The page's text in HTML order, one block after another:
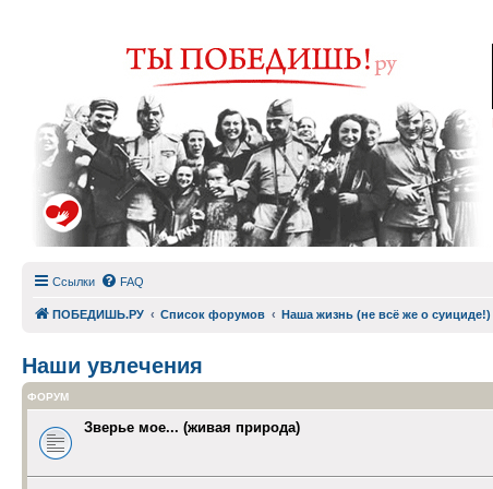
Ссылки FAQ
ПОБЕДИШЬ.РУ Список форумов Наша жизнь (не всё же о суициде!)
Наши увлечения
ФОРУМ
Зверье мое... (живая природа)